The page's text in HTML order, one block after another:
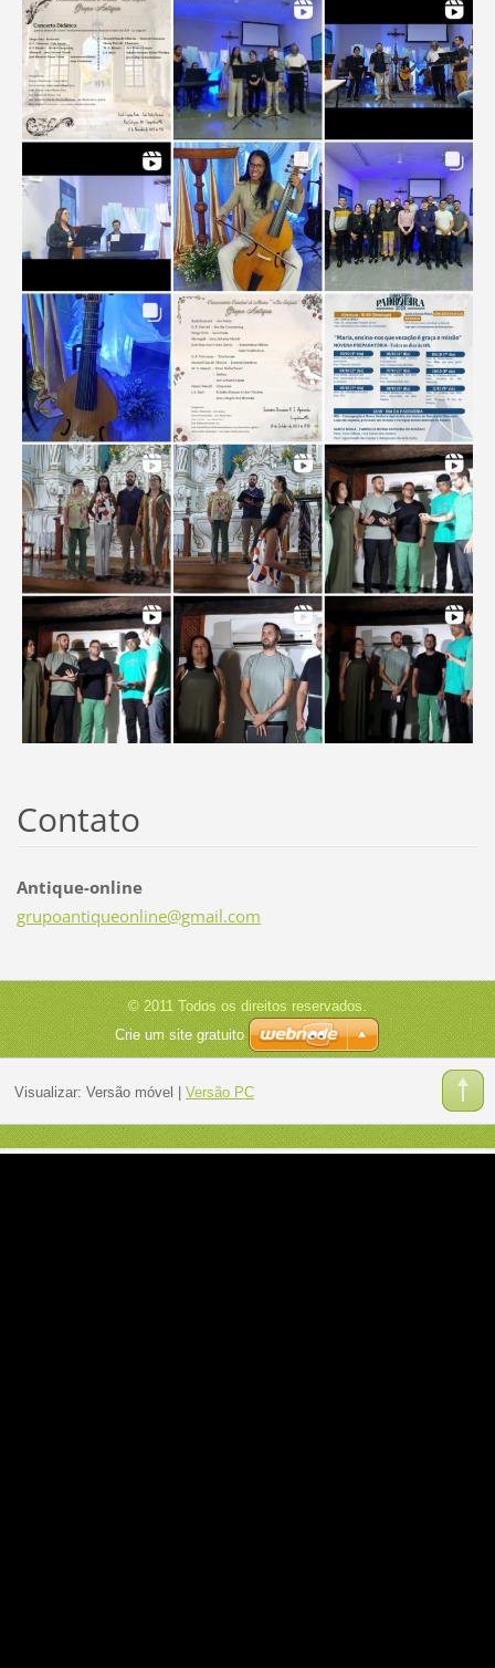
Contato
Antique-online
grupoantiqueonline@gmail.com
© 2011 Todos os direitos reservados.
Crie um site gratuito
Visualizar: Versão móvel Versão PC